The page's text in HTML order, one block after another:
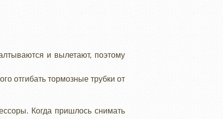
и вылетают, поэтому
отгибать тормозные трубки от
Когда пришлось снимать